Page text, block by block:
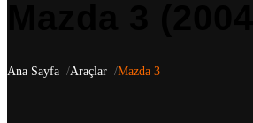
Ana Sayfa Araçlar Mazda 3